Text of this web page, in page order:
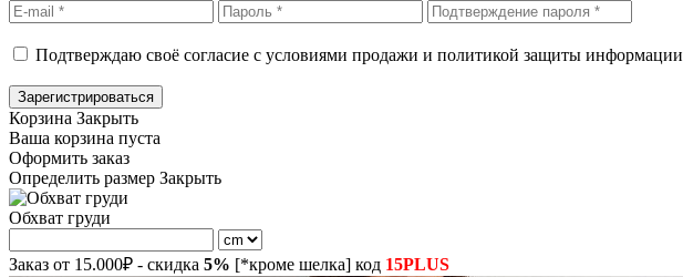
Подтверждаю своё согласие с условиями продажи и политикой защиты информации
Зарегистрироваться
Корзина Закрыть
Ваша корзина пуста
Оформить заказ
Определить размер Закрыть
Обхват груди
Заказ от 15.000₽ - скидка 5% [*кроме шелка] код 15PLUS